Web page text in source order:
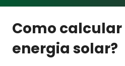
Como calcular
energia solar?